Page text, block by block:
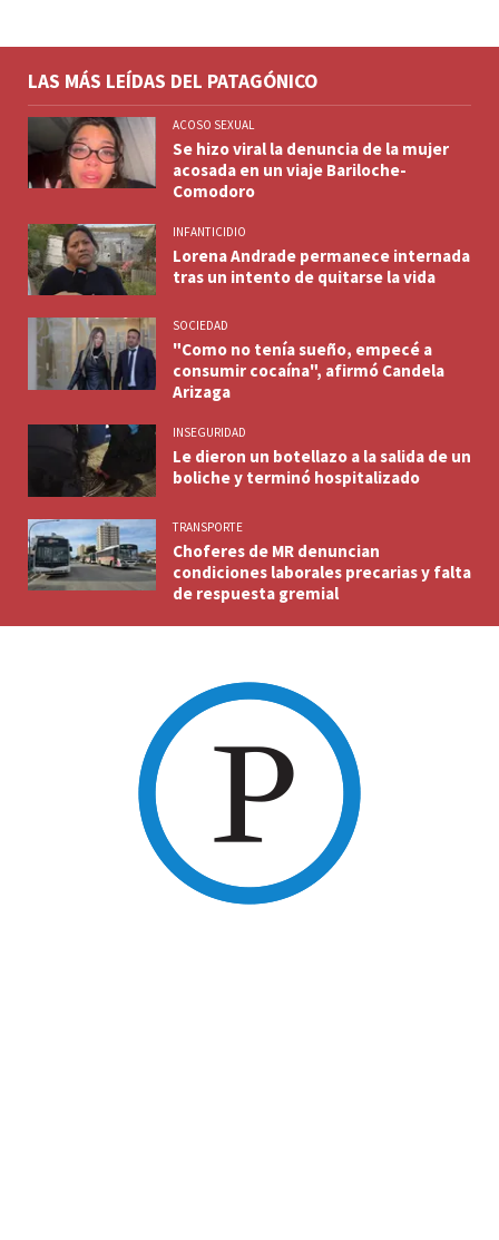
LAS MÁS LEÍDAS DEL PATAGÓNICO
ACOSO SEXUAL
Se hizo viral la denuncia de la mujer
acosada en un viaje Bariloche-
Comodoro
INFANTICIDIO
Lorena Andrade permanece internada
tras un intento de quitarse la vida
SOCIEDAD
"Como no tenía sueño, empecé a
consumir cocaína", afirmó Candela
Arizaga
INSEGURIDAD
Le dieron un botellazo a la salida de un
boliche y terminó hospitalizado
TRANSPORTE
Choferes de MR denuncian
condiciones laborales precarias y falta
de respuesta gremial